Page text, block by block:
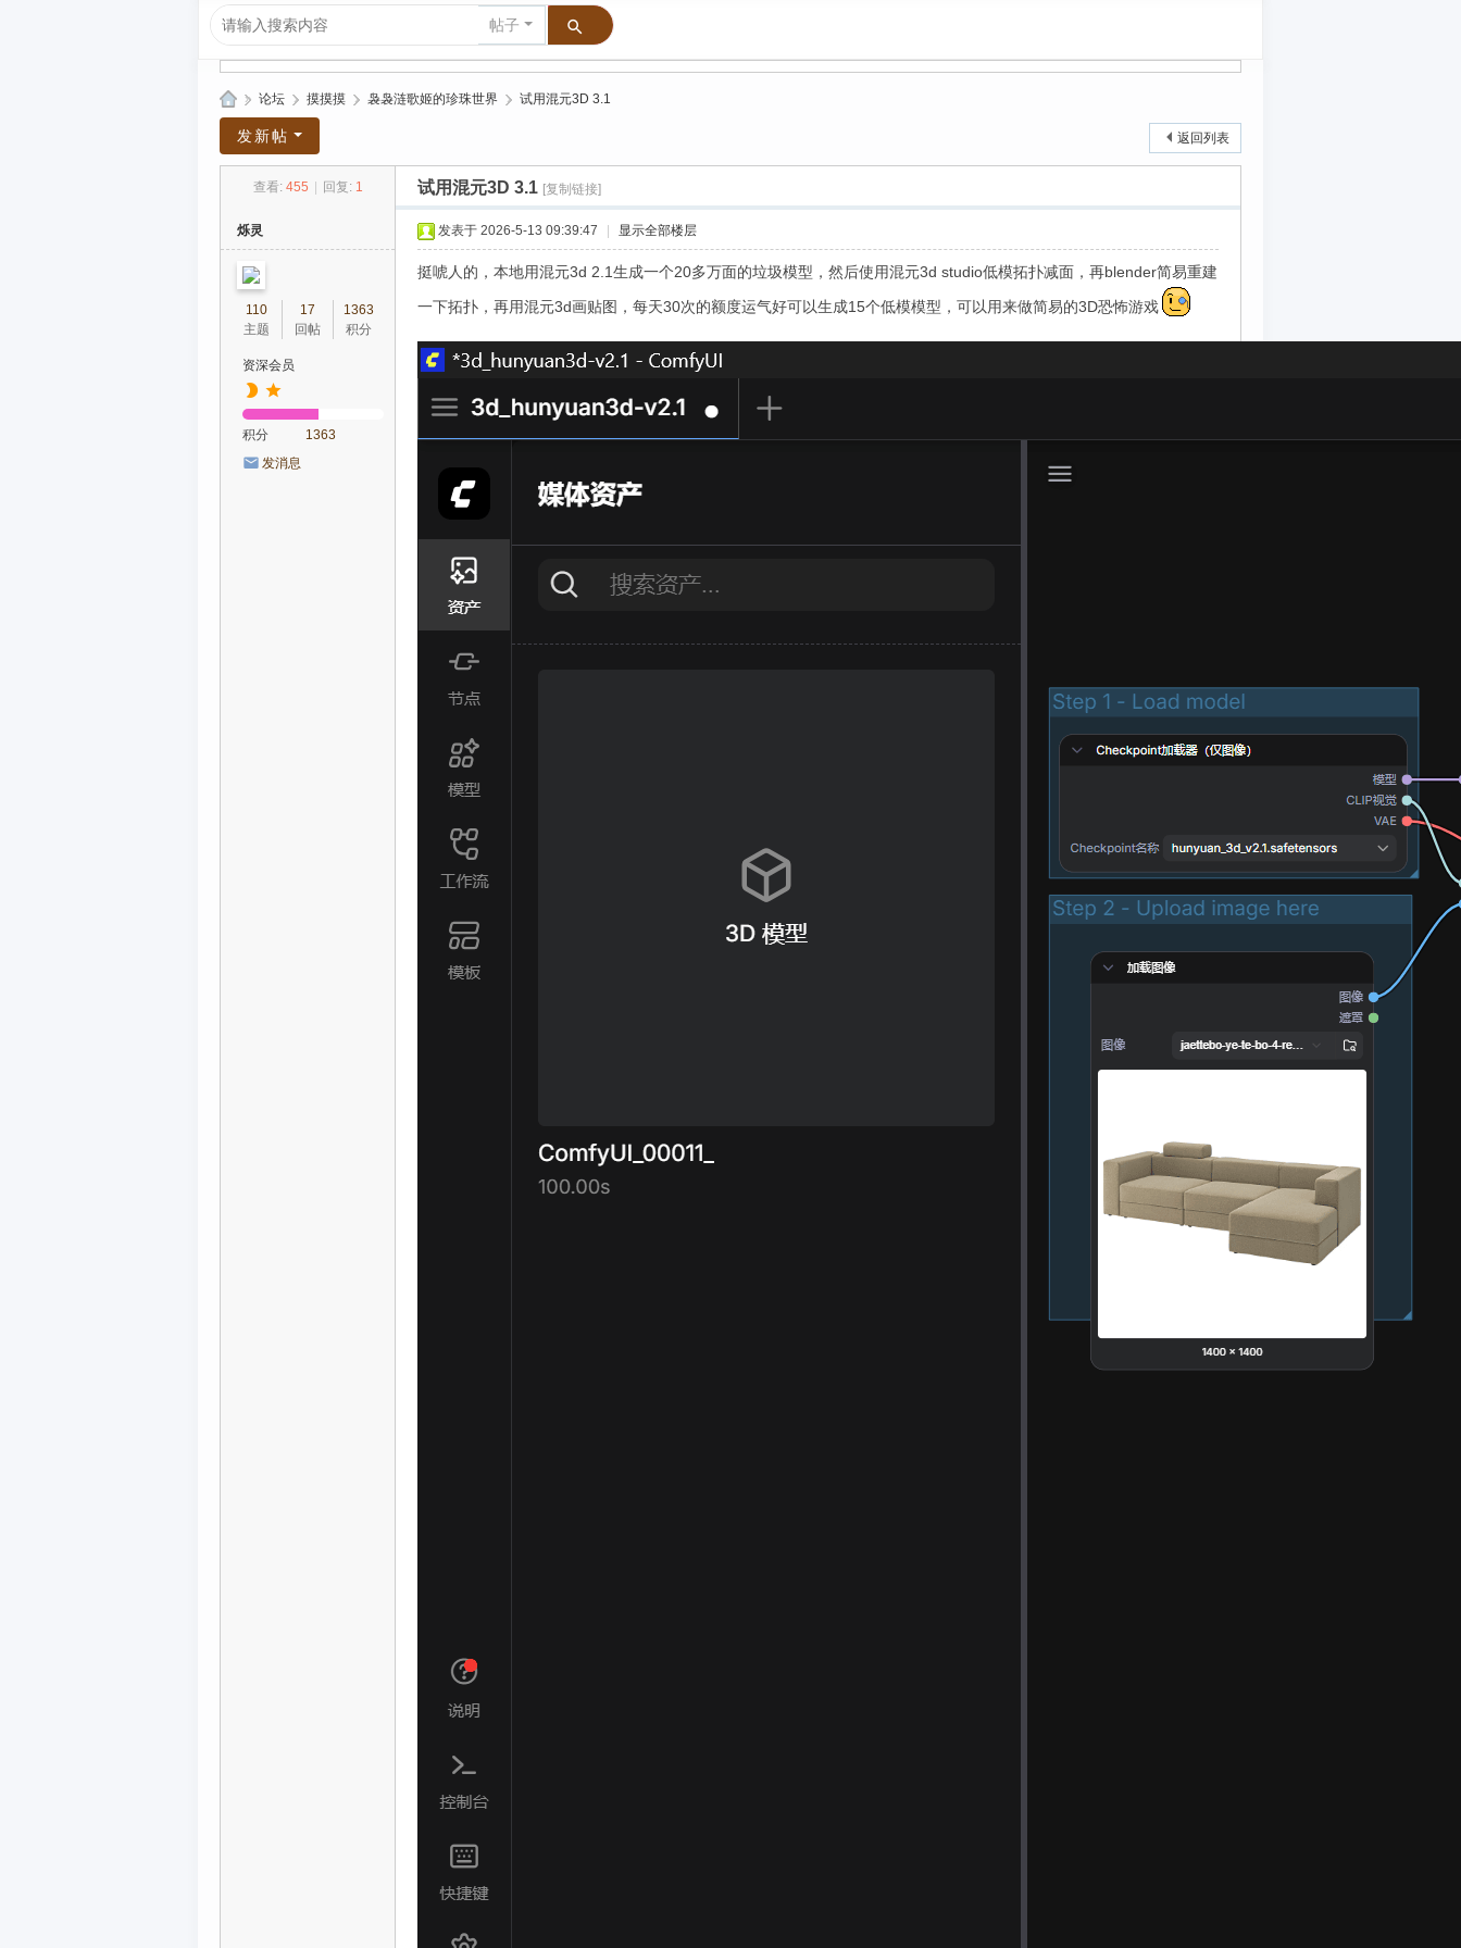
帖子
上
» 论坛 › 摸摸摸 › 袅袅涟歌姬的珍珠世界 › 试用混元3D 3.1
返回列表
发新帖
查看: 455 回复: 1 试用混元3D 3.1 [复制链接]
烁灵
110
主题
17
回帖
1363
积分
资深会员
积分
1363
发消息
发表于 2026-5-13 09:39:47 显示全部楼层
挺唬人的，本地用混元3d 2.1生成一个20多万面的垃圾模型，然后使用混元3d studio低模拓扑减面，再blender简易重建
一下拓扑，再用混元3d画贴图，每天30次的额度运气好可以生成15个低模模型，可以用来做简易的3D恐怖游戏